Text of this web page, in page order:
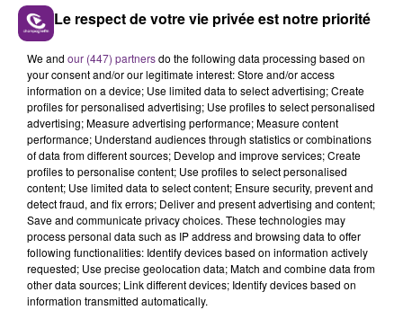
LE MAGASIN JOUÉCLUB DE REIMS FERME
SES PORTES
C'était l'une des institutions du centre-ville
rémois. Le magasin JouéClub est contraint de
fermer ses portes.
TITRES DIFFUSÉS
22h58
22h58 22h54
22h54
Le respect de votre vie privée est notre priorité
We and our (447) partnersdo the following data processing based on
your consent and/or our legitimate interest: Store and/or access
information on a device; Use limited data to select advertising; Create
profiles for personalised advertising; Use profiles to select personalised
advertising; Measure advertising performance; Measure content
performance; Understand audiences through statistics or combinations
of data from different sources; Develop and improve services; Create
profiles to personalise content; Use profiles to select personalised
content; Use limited data to select content; Ensure security, prevent and
detect fraud, and fix errors; Deliver and present advertising and content;
Save and communicate privacy choices. These technologies may
process personal data such as IP address and browsing data to offer
following functionalities: Identify devices based on information actively
requested; Use precise geolocation data; Match and combine data from
other data sources; Link different devices; Identify devices based on
information transmitted automatically.